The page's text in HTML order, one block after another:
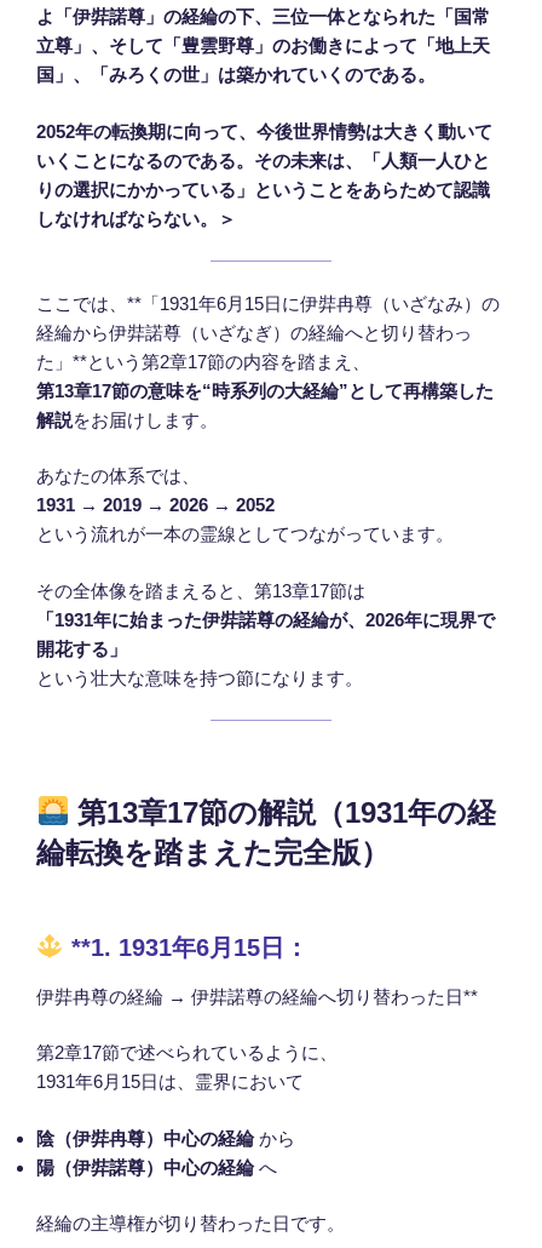
よ「伊弉諾尊」の経綸の下、三位一体となられた「国常
立尊」、そして「豊雲野尊」のお働きによって「地上天
国」、「みろくの世」は築かれていくのである。
2052年の転換期に向って、今後世界情勢は大きく動いて
いくことになるのである。その未来は、「人類一人ひと
りの選択にかかっている」ということをあらためて認識
しなければならない。＞
ここでは、**「1931年6月15日に伊弉冉尊（いざなみ）の
経綸から伊弉諾尊（いざなぎ）の経綸へと切り替わっ
た」**という第2章17節の内容を踏まえ、
第13章17節の意味を“時系列の大経綸”として再構築した
解説をお届けします。
あなたの体系では、
1931 → 2019 → 2026 → 2052
という流れが一本の霊線としてつながっています。
その全体像を踏まえると、第13章17節は
「1931年に始まった伊弉諾尊の経綸が、2026年に現界で
開花する」
という壮大な意味を持つ節になります。
第13章17節の解説（1931年の経
綸転換を踏まえた完全版）
**1. 1931年6月15日：
伊弉冉尊の経綸 → 伊弉諾尊の経綸へ切り替わった日**
第2章17節で述べられているように、
1931年6月15日は、霊界において
陰（伊弉冉尊）中心の経綸から
陽（伊弉諾尊）中心の経綸へ
経綸の主導権が切り替わった日です。